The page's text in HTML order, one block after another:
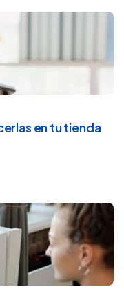
en tu tienda